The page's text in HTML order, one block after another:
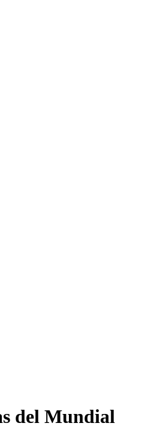
del Mundial